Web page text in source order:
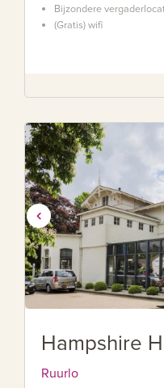
Bijzondere
(Gratis) wifi
Hampshire
Ruurlo